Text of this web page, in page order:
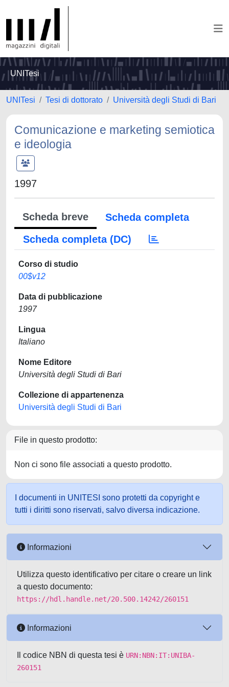
UNITesi
UNITesi Tesi di dottorato Università degli Studi di Bari
Comunicazione e marketing semiotica
e ideologia
1997
Scheda breve
Scheda completa
Scheda completa (DC)
Corso di studio
00$v12
Data di pubblicazione
1997
Lingua
Italiano
Nome Editore
Università degli Studi di Bari
Collezione di appartenenza
Università degli Studi di Bari
File in questo prodotto:
Non ci sono file associati a questo prodotto.
I documenti in UNITESI sono protetti da copyright e
tutti i diritti sono riservati, salvo diversa indicazione.
Informazioni
Utilizza questo identificativo per citare o creare un link
a questo documento:
https://hdl.handle.net/20.500.14242/260151
Informazioni
Il codice NBN di questa tesi è URN:NBN:IT:UNIBA-
260151